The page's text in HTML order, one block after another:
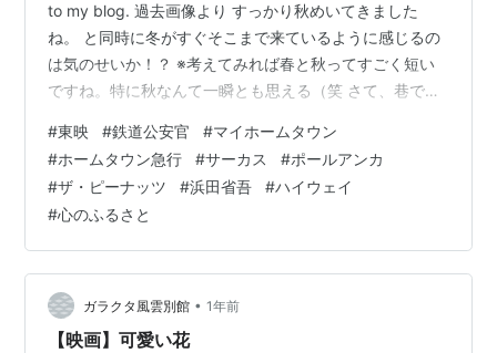
…など。
to my blog. 過去画像より すっかり秋めいてきました
ね。 と同時に冬がすぐそこまで来ているように感じるの
は気のせいか！？ ※考えてみれば春と秋ってすごく短い
ですね。特に秋なんて一瞬とも思える（笑 さて、巷では
ますが、、、 しばらく前に公式で見たこちら↓
www.youtube.com 放映当時は「おぼこすぎて（小さす
ぎて）」見ていなかったと思うのですが、今こうして見
ると昭和のドラマっていいですね。安心感というか安定
感というか。。。 （自分のようなタイプの）感性にマッ
チしている…
#東映 #鉄道公安官 #マイホームタウン
#ホームタウン急行 #サーカス #ポールアンカ
#ザ・ピーナッツ #浜田省吾 #ハイウェイ
#心のふるさと
ガラクタ風雲別館 • 1年前
【映画】可愛い花